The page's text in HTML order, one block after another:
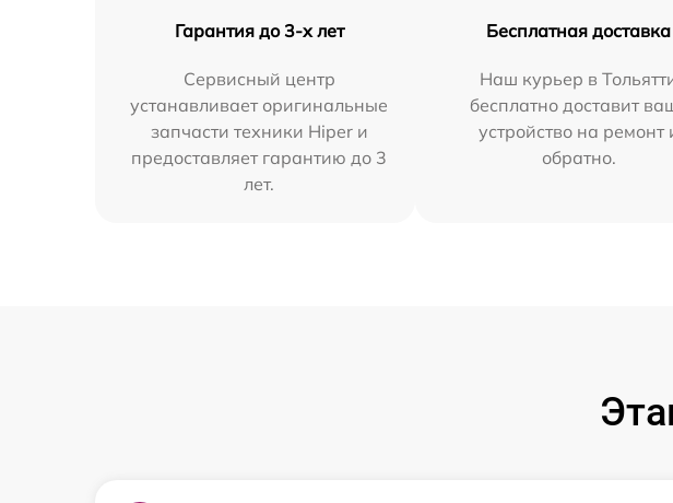
Гарантия до 3-х лет
Сервисный центр
устанавливает оригинальные
запчасти техники Hiper и
предоставляет гарантию до 3
лет.
Бесплатная доставка
Наш курьер в
бесплатно доставит
устройство на ремонт
обратно.